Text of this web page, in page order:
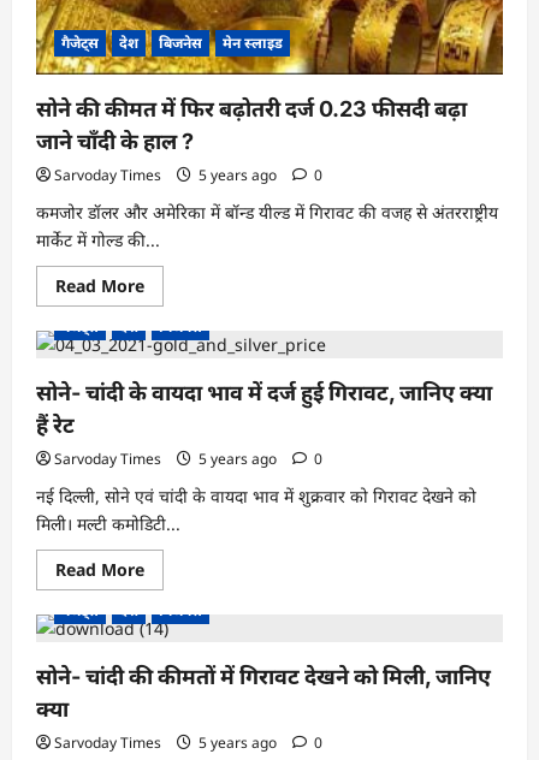
गैजेट्स देश बिजनेस मेन स्लाइड
सोने की कीमत में फिर बढ़ोतरी दर्ज 0.23 फीसदी बढ़ा
जाने चाँदी के हाल ?
Sarvoday Times 5 years ago 0
कमजोर डॉलर और अमेरिका में बॉन्ड यील्ड में गिरावट की वजह से अंतरराष्ट्रीय
मार्केट में गोल्ड की...
Read MoreRead
more
सोने
की
में
फिर
0.23
फीसदी
बढ़ा
जाने
चाँदी
के
हाल
?
गैजेट्स देश बिजनेस
सोने- चांदी के वायदा भाव में दर्ज हुई गिरावट, जानिए क्या
हैं रेट
Sarvoday Times 5 years ago 0
नई दिल्ली, सोने एवं चांदी के वायदा भाव में शुक्रवार को गिरावट देखने को
मिली। मल्टी कमोडिटी...
Read MoreRead
more
सोने-
चांदी
वायदा
भाव
हुई
गिरावट,
गैजेट्स देश बिजनेस
सोने- चांदी की कीमतों में गिरावट देखने को मिली, जानिए
क्या
Sarvoday Times 5 years ago 0